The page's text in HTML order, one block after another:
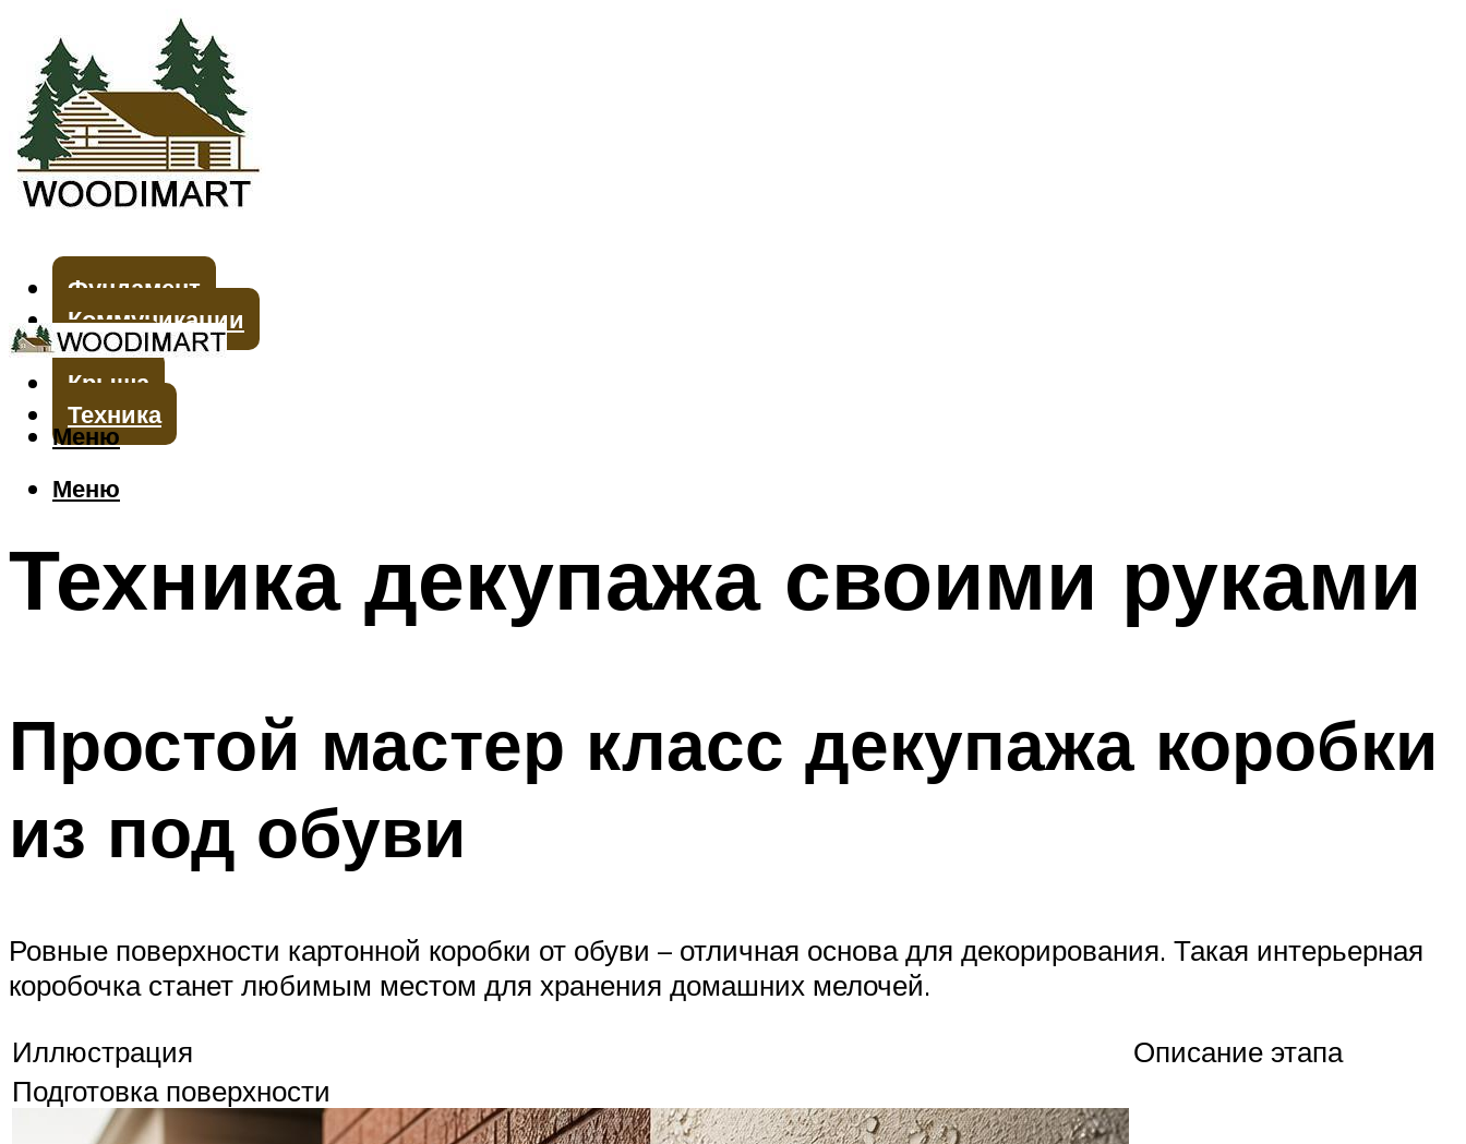
Фундамент
Коммуникации
Стены
Крыша
Техника
Меню
Меню
Техника декупажа своими руками
Простой мастер класс декупажа коробки
из под обуви
Ровные поверхности картонной коробки от обуви – отличная основа для декорирования. Такая интерьерная
коробочка станет любимым местом для хранения домашних мелочей.
Иллюстрация
Описание этапа
Подготовка поверхности